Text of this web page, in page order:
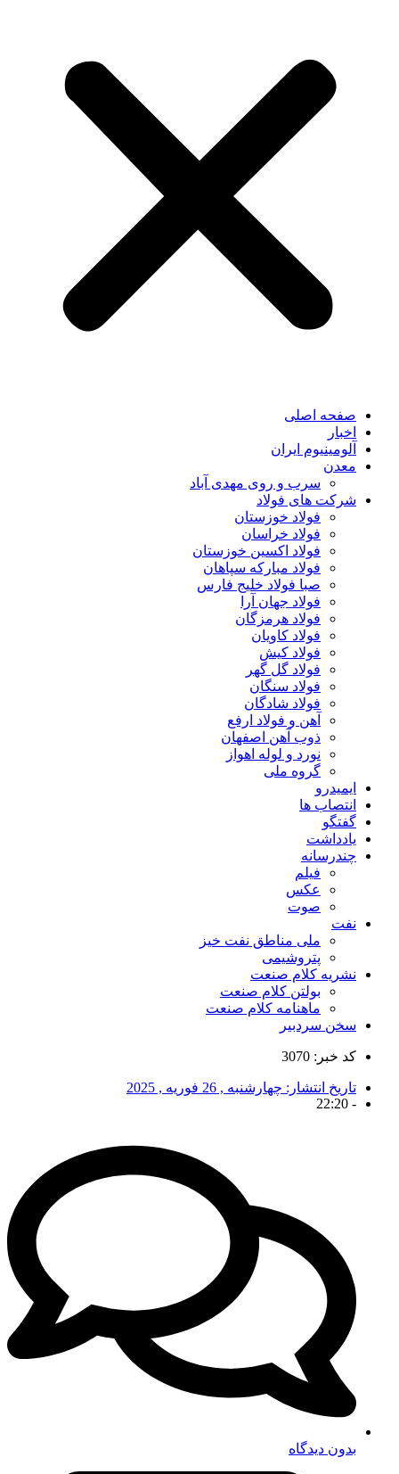
صفحه اصلی
اخبار
آلومینیوم ایران
معدن
سرب و روی مهدی آباد
شرکت های فولاد
فولاد خوزستان
فولاد خراسان
فولاد اکسین خوزستان
فولاد مبارکه سپاهان
صبا فولاد خلیج فارس
فولاد جهان آرا
فولاد هرمزگان
فولاد کاویان
فولاد کیش
فولاد گل گهر
فولاد سنگان
فولاد شادگان
آهن و فولاد ارفع
ذوب آهن اصفهان
نورد و لوله اهواز
گروه ملی
ایمیدرو
انتصاب ها
گفتگو
یادداشت
چندرسانه
فیلم
عکس
صوت
نفت
ملی مناطق نفت خیز
پتروشیمی
نشریه کلام صنعت
بولتن کلام صنعت
ماهنامه کلام صنعت
سخن سردبیر
کد خبر: 3070
تاریخ انتشار: چهارشنبه , 26 فوریه , 2025
-
22:20
بدون دیدگاه